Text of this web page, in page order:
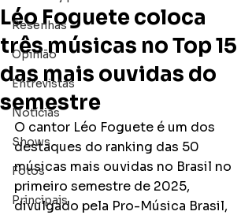
Resenhas
Opinião
Entrevistas
Notícias
Shows
Fotos
Principais
Léo Foguete coloca
três músicas no Top 15
das mais ouvidas do
semestre
O cantor Léo Foguete é um dos
destaques do ranking das 50
músicas mais ouvidas no Brasil no
primeiro semestre de 2025,
divulgado pela Pro-Música Brasil,